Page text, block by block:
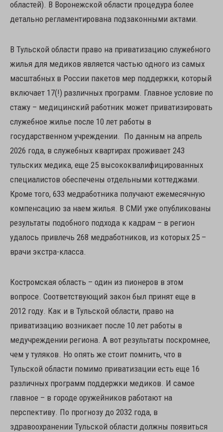
областей). В Воронежской области процедура более
детально регламентирована подзаконными актами.
В Тульской области право на приватизацию служебного
жилья для медиков является частью одного из самых
масштабных в России пакетов мер поддержки, который
включает 17(!) различных программ. Главное условие по
стажу – медицинский работник может приватизировать
служебное жилье после 10 лет работы в
государственном учреждении. По данным на апрель
2026 года, в служебных квартирах проживает 243
тульских медика, еще 25 высококвалифицированных
специалистов обеспечены отдельными коттеджами.
Кроме того, 633 медработника получают ежемесячную
компенсацию за наем жилья. В СМИ уже опубликованы
результаты подобного подхода к кадрам – в регион
удалось привлечь 268 медработников, из которых 25 –
врачи экстра-класса.
Костромская область – один из пионеров в этом
вопросе. Соответствующий закон был принят еще в
2012 году. Как и в Тульской области, право на
приватизацию возникает после 10 лет работы в
медучреждении региона. А вот результаты поскромнее,
чем у туляков. Но опять же стоит помнить, что в
Тульской области помимо приватизации есть еще 16
различных программ поддержки медиков. И самое
главное – в городе оружейников работают на
перспективу. По прогнозу до 2032 года, в
здравоохранении Тульской области должны появиться